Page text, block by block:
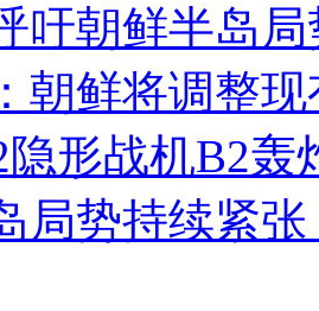
治霸凌主义
论片面不公正
吁朝鲜半岛
朝鲜将调整
隐形战机B2
局势持续紧